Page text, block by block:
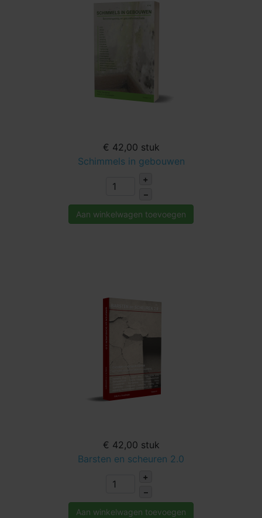
€ 42,00 stuk
Schimmels in gebouwen
+
–
Aan winkelwagen toevoegen
€ 42,00 stuk
Barsten en scheuren 2.0
+
–
Aan winkelwagen toevoegen